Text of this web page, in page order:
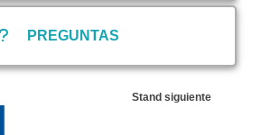
PREGUNTAS
Stand siguiente